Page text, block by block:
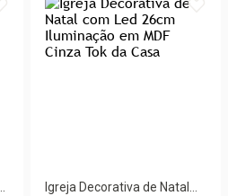
Igreja Decorativa de Natal